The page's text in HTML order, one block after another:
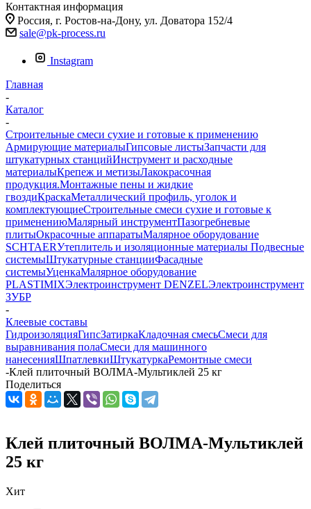
Контактная информация
Россия, г. Ростов-на-Дону, ул. Доватора 152/4
sale@pk-process.ru
Instagram
Главная
-
Каталог
-
Строительные смеси сухие и готовые к применению
Армирующие материалыГипсовые листыЗапчасти для
штукатурных станцийИнструмент и расходные
материалыКрепеж и метизыЛакокрасочная
продукция.Монтажные пены и жидкие
гвоздиКраскаМеталлический профиль, уголок и
комплектующиеСтроительные смеси сухие и готовые к
применениюМалярный инструментПазогребневые
плитыОкрасочные аппаратыМалярное оборудование
SCHTAERУтеплитель и изоляционные материалы Подвесные
системыШтукатурные станцииФасадные
системыУценкаМалярное оборудование
PLASTIMIXЭлектроинструмент DENZELЭлектроинструмент
ЗУБР
-
Клеевые составы
ГидроизоляцияГипсЗатиркаКладочная смесьСмеси для
выравнивания полаСмеси для машинного
нанесенияШпатлевкиШтукатуркаРемонтные смеси
-Клей плиточный ВОЛМА-Мультиклей 25 кг
Поделиться
Клей плиточный ВОЛМА-Мультиклей
25 кг
Хит